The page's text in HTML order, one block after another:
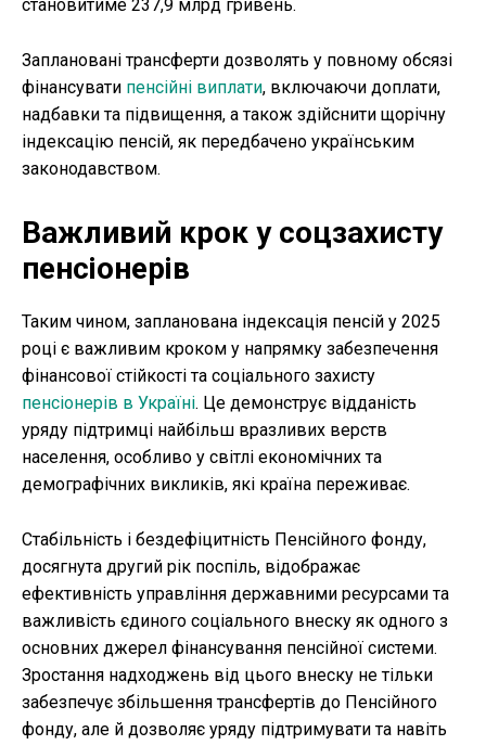
становитиме 237,9 млрд гривень.
Заплановані трансферти дозволять у повному обсязі
фінансувати пенсійні виплати, включаючи доплати,
надбавки та підвищення, а також здійснити щорічну
індексацію пенсій, як передбачено українським
законодавством.
Важливий крок у соцзахисту
пенсіонерів
Таким чином, запланована індексація пенсій у 2025
році є важливим кроком у напрямку забезпечення
фінансової стійкості та соціального захисту
пенсіонерів в Україні. Це демонструє відданість
уряду підтримці найбільш вразливих верств
населення, особливо у світлі економічних та
демографічних викликів, які країна переживає.
Стабільність і бездефіцитність Пенсійного фонду,
досягнута другий рік поспіль, відображає
ефективність управління державними ресурсами та
важливість єдиного соціального внеску як одного з
основних джерел фінансування пенсійної системи.
Зростання надходжень від цього внеску не тільки
забезпечує збільшення трансфертів до Пенсійного
фонду, але й дозволяє уряду підтримувати та навіть